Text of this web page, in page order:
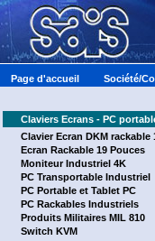
Page d'accueil Société/
Claviers Ecrans - PC
Clavier Ecran DKM rackable
Ecran Rackable 19 Pouces
Moniteur Industriel 4K
PC Transportable Industriel
PC Portable et Tablet PC
PC Rackables Industriels
Produits Militaires MIL 810
Switch KVM